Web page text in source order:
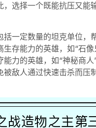
，选择一个既能抗压又能
一定数量的坦克单位，
存能力的英雄，如“石
能力的英雄，如“神秘商
敌人通过快速击杀而压制